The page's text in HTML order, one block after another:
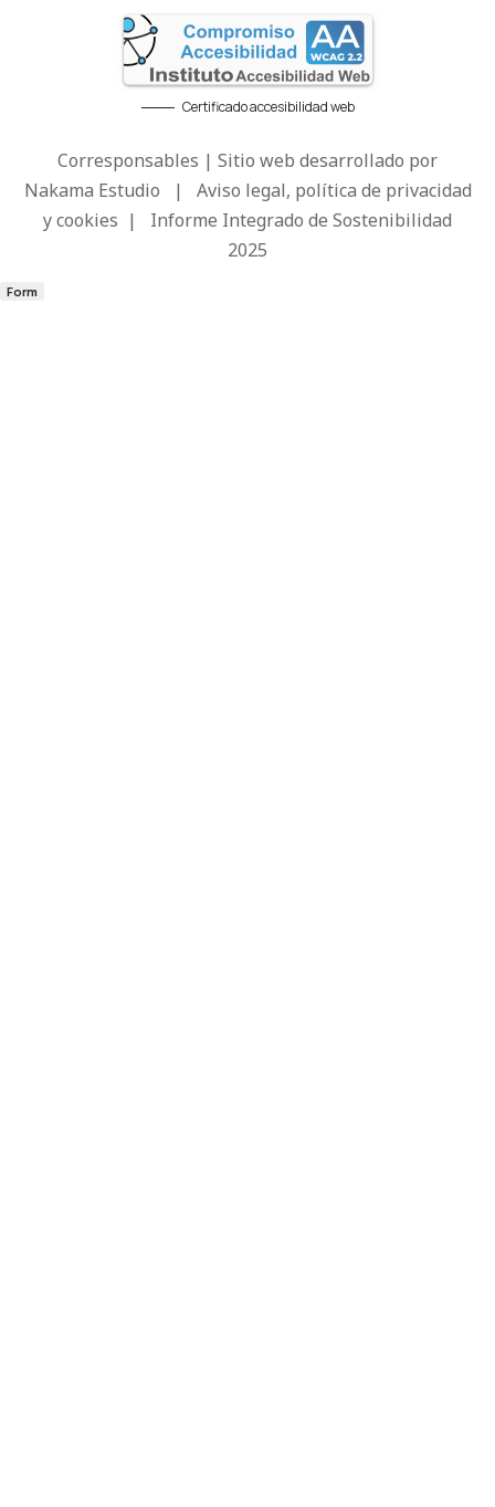
Certificado accesibilidad web
Corresponsables | Sitio web desarrollado por
Nakama Estudio | Aviso legal, política de privacidad
y cookies | Informe Integrado de Sostenibilidad
2025
Form